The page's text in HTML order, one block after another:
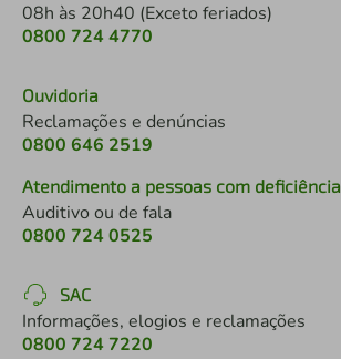
08h às 20h40 (Exceto feriados)
0800 724 4770
Ouvidoria
Reclamações e denúncias
0800 646 2519
Atendimento a pessoas com deficiência
Auditivo ou de fala
0800 724 0525
SAC
Informações, elogios e reclamações
0800 724 7220